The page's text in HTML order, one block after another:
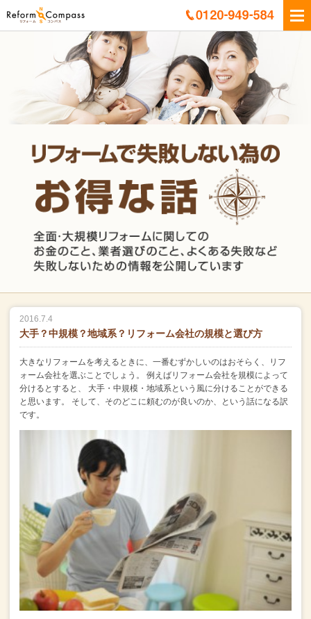
2016.7.4
大手？中規模？地域系？リフォーム会社の規模と選び方
大きなリフォームを考えるときに、一番むずかしいのはおそらく、リフ
ォーム会社を選ぶことでしょう。
例えばリフォーム会社を規模によって
分けるとすると、
大手・中規模・地域系という風に分けることができる
と思います。
そして、そのどこに頼むのが良いのか、という話になる訳
です。